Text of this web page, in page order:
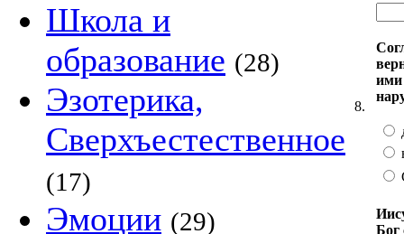
Школа и
образование (28)
Эзотерика,
Сверхъестественное
(17)
Эмоции (29)
8.
ими
Бог